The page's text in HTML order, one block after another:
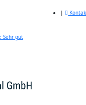
|
Sehr gut